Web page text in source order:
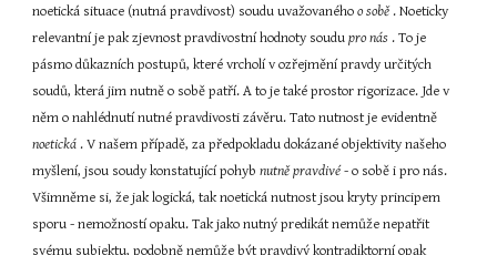
noetická situace (nutná pravdivost) soudu uvažovaného o sobě . Noeticky
relevantní je pak zjevnost pravdivostní hodnoty soudu pro nás . To je
pásmo důkazních postupů, které vrcholí v ozřejmění pravdy určitých
soudů, která jim nutně o sobě patří. A to je také prostor rigorizace. Jde v
noetická . V našem případě, za předpokladu dokázané objektivity našeho
myšlení, jsou soudy konstatující pohyb nutně pravdivé - o sobě i pro nás.
Všimněme si, že jak logická, tak noetická nutnost jsou kryty principem
sporu - nemožností opaku. Tak jako nutný predikát nemůže nepatřit
svému subjektu, podobně nemůže být pravdivý kontradiktorní opak